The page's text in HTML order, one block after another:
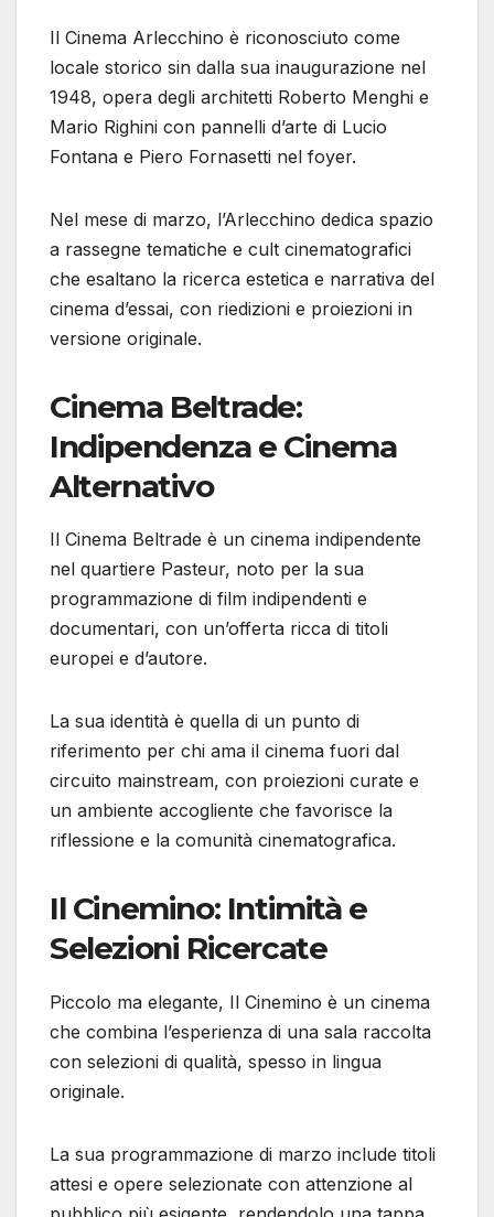
Il Cinema Arlecchino è riconosciuto come
locale storico sin dalla sua inaugurazione nel
1948, opera degli architetti Roberto Menghi e
Mario Righini con pannelli d’arte di Lucio
Fontana e Piero Fornasetti nel foyer.
Nel mese di marzo, l’Arlecchino dedica spazio
a rassegne tematiche e cult cinematografici
che esaltano la ricerca estetica e narrativa del
cinema d’essai, con riedizioni e proiezioni in
versione originale.
Cinema Beltrade:
Indipendenza e Cinema
Alternativo
Il Cinema Beltrade è un cinema indipendente
nel quartiere Pasteur, noto per la sua
programmazione di film indipendenti e
documentari, con un’offerta ricca di titoli
europei e d’autore.
La sua identità è quella di un punto di
riferimento per chi ama il cinema fuori dal
circuito mainstream, con proiezioni curate e
un ambiente accogliente che favorisce la
riflessione e la comunità cinematografica.
Il Cinemino: Intimità e
Selezioni Ricercate
Piccolo ma elegante, Il Cinemino è un cinema
che combina l’esperienza di una sala raccolta
con selezioni di qualità, spesso in lingua
originale.
La sua programmazione di marzo include titoli
attesi e opere selezionate con attenzione al